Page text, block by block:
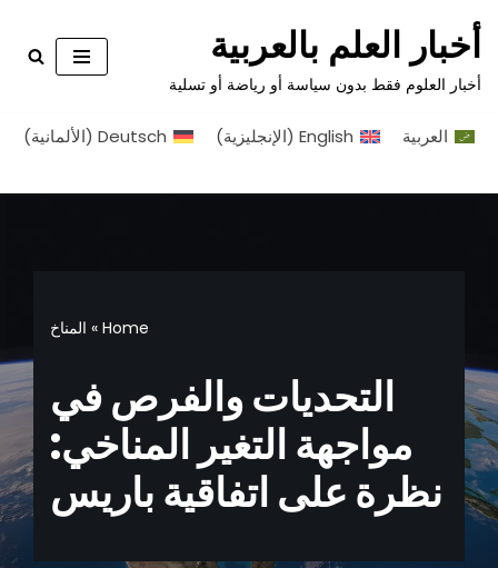
تخطى
إلى
أخبار العلم بالعربية
أخبار العلوم فقط بدون سياسة أو رياضة أو تسلية
العربية English
(الإنجليزية)
Deutsch
(الألمانية)
Home
» المناخ
التحديات والفرص في
مواجهة التغير المناخي:
نظرة على اتفاقية باريس